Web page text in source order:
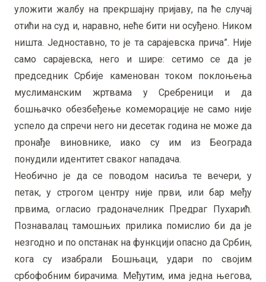
уложити жалбу на прекршајну пријаву, па ће случај
отићи на суд и, наравно, неће бити ни осуђено. Ником
ништа. Једноставно, то је та сарајевска прича”. Није
само сарајевска, него и шире: сетимо се да је
председник Србије каменован током поклоњења
муслиманским жртвама у Сребреници и да
бошњачко обезбеђење комеморације не само није
успело да спречи него ни десетак година не може да
пронађе виновнике, иако су им из Београда
понудили идентитет сваког нападача.
Необично је да се поводом насиља те вечери, у
петак, у строгом центру није први, или бар међу
првима, огласио градоначелник Предраг Пухарић.
Познавалац тамошњих прилика помислио би да је
незгодно и по опстанак на функцији опасно да Србин,
кога су изабрали Бошњаци, удари по својим
србофобним бирачима. Међутим, има једна његова,